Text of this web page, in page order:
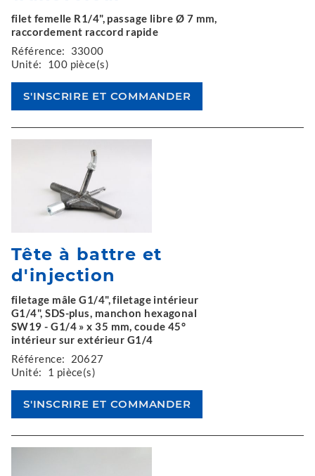
filet femelle R1/4", passage libre Ø 7 mm,
raccordement raccord rapide
Référence:
33000
Unité:
100 pièce(s)
Tête à battre et
d'injection
filetage mâle G1/4", filetage intérieur
G1/4", SDS-plus, manchon hexagonal
SW19 - G1/4 » x 35 mm, coude 45°
intérieur sur extérieur G1/4
Référence:
20627
Unité:
1 pièce(s)